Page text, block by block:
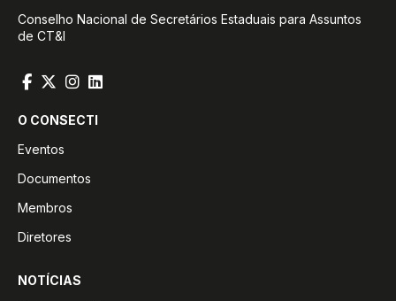
Conselho Nacional de Secretários Estaduais para Assuntos
de CT&I
O CONSECTI
Eventos
Documentos
Membros
Diretores
NOTÍCIAS